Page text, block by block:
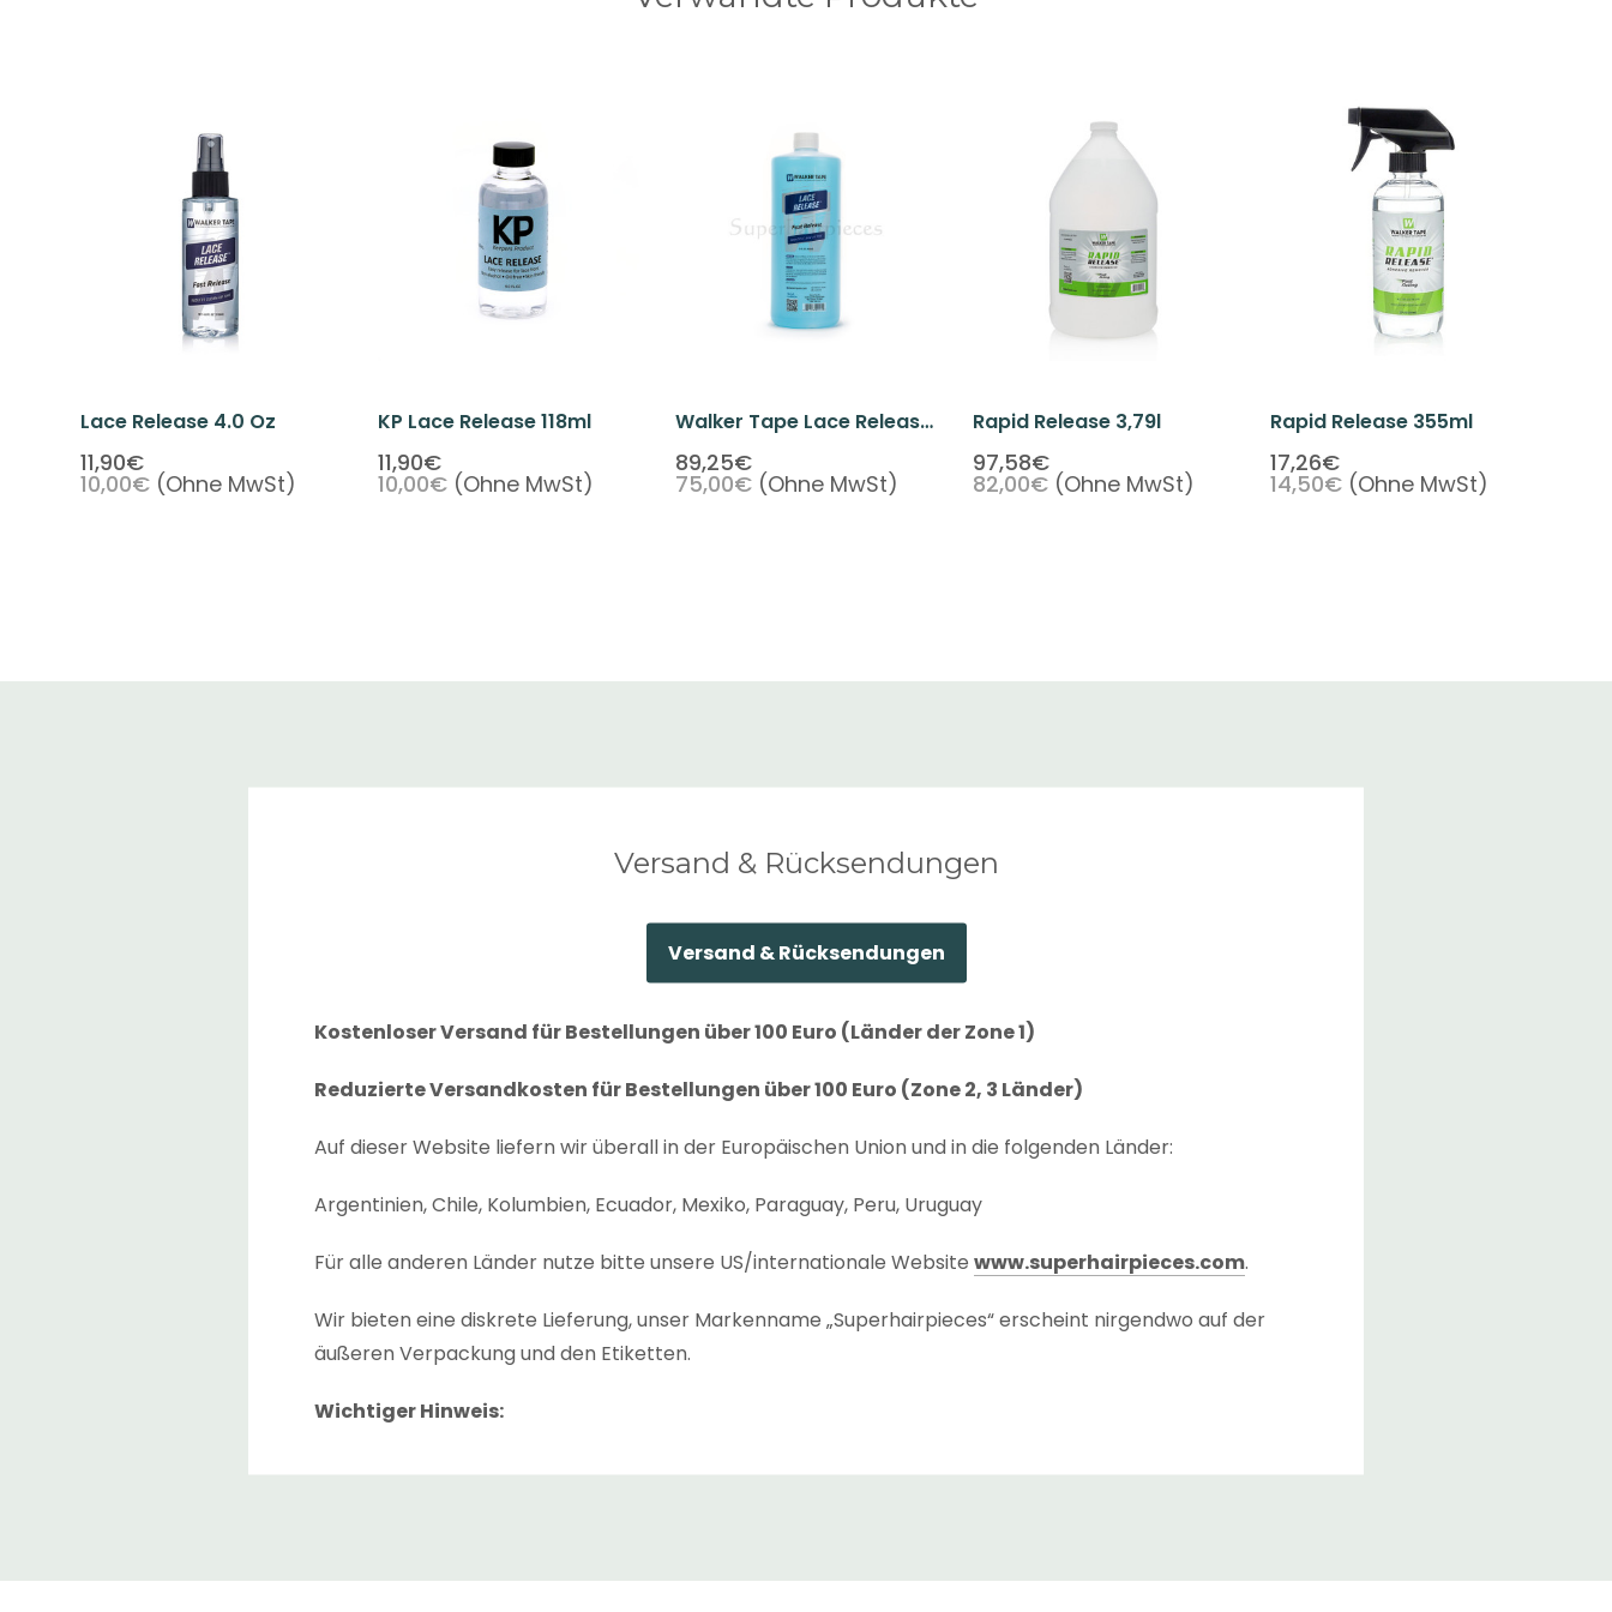
Lace Release 4.0 Oz
11,90€
10,00€ (Ohne MwSt)
KP Lace Release 118ml
11,90€
10,00€ (Ohne MwSt)
Walker Tape Lace Release
32 Oz (Bottle)
89,25€
75,00€ (Ohne MwSt)
Rapid Release 3,79l
97,58€
82,00€ (Ohne MwSt)
Rapid Release 355ml
17,26€
14,50€ (Ohne MwSt)
Versand & Rücksendungen
Versand & Rücksendungen
Kostenloser Versand für Bestellungen über 100 Euro (Länder der Zone 1)
Reduzierte Versandkosten für Bestellungen über 100 Euro (Zone 2, 3 Länder)
Auf dieser Website liefern wir überall in der Europäischen Union und in die folgenden Länder:
Argentinien, Chile, Kolumbien, Ecuador, Mexiko, Paraguay, Peru, Uruguay
Für alle anderen Länder nutze bitte unsere US/internationale Website www.superhairpieces.com.
Wir bieten eine diskrete Lieferung, unser Markenname „Superhairpieces“ erscheint nirgendwo auf der
äußeren Verpackung und den Etiketten.
Wichtiger Hinweis:
Die geschätzte „Lieferdauer“ jedes Produkts wird auf der Produktseite und der Checkout-Seite